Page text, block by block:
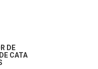
DE
CATA